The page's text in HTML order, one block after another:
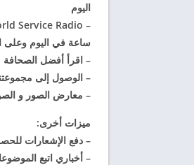
اليوم
–
Service Radio
ساعة في اليوم وعلى
– اقرأ أفضل
– الوصول إلى
– معارض الصور و
ميزات أخرى:
– دفع الإشعارات
– أخباري اتبع